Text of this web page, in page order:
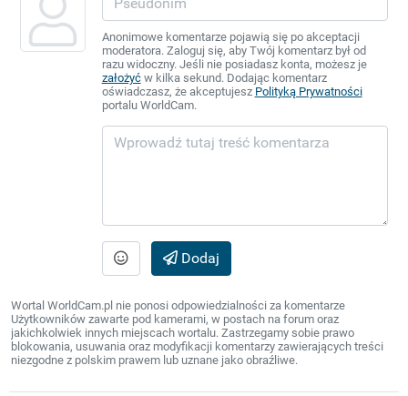
Anonimowe komentarze pojawią się po akceptacji
moderatora. Zaloguj się, aby Twój komentarz był od
razu widoczny. Jeśli nie posiadasz konta, możesz je
założyćw kilka sekund. Dodając komentarz
oświadczasz, że akceptujesz Polityką Prywatności
portalu WorldCam.
Dodaj
Wortal WorldCam.pl nie ponosi odpowiedzialności za komentarze
Użytkowników zawarte pod kamerami, w postach na forum oraz
jakichkolwiek innych miejscach wortalu. Zastrzegamy sobie prawo
blokowania, usuwania oraz modyfikacji komentarzy zawierających treści
niezgodne z polskim prawem lub uznane jako obraźliwe.